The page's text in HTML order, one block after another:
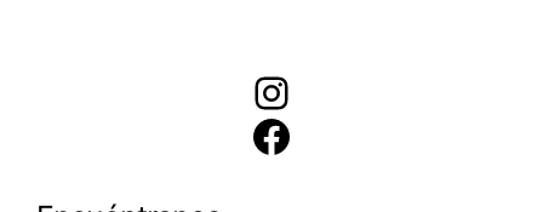
Instagram
Facebook